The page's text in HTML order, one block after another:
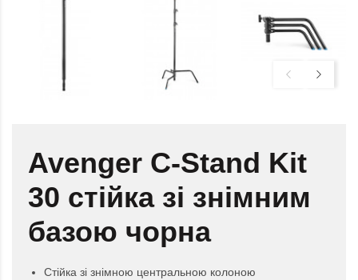
Avenger C-Stand Kit
30 стійка зі знімним
базою чорна
Стійка зі знімною центральною колоною